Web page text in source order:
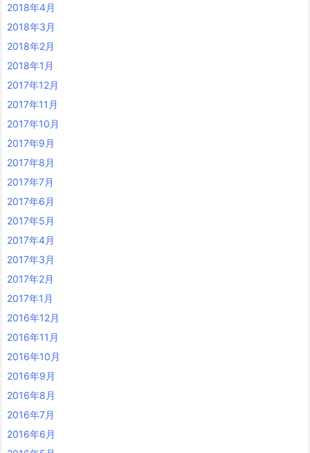
2018年4月
2018年3月
2018年2月
2018年1月
2017年12月
2017年11月
2017年10月
2017年9月
2017年8月
2017年7月
2017年6月
2017年5月
2017年4月
2017年3月
2017年2月
2017年1月
2016年12月
2016年11月
2016年10月
2016年9月
2016年8月
2016年7月
2016年6月